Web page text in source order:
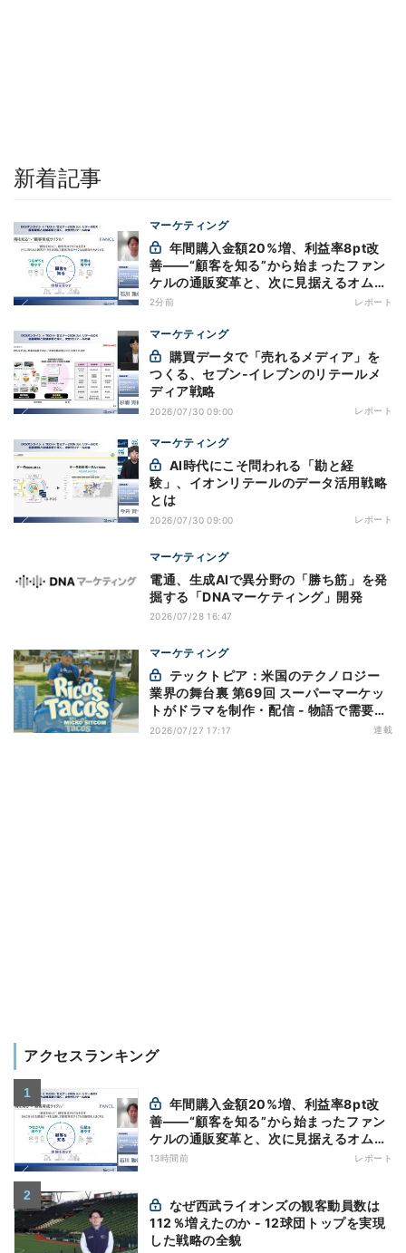
新着記事
マーケティング
善——“顧客を知る”から始まったファン
ケルの通販変革と、次に見据えるオムニ
チャネル
2分前 レポート
マーケティング
つくる、セブン-イレブンのリテールメ
ディア戦略
2026/07/30 09:00 レポート
マーケティング
験」、イオンリテールのデータ活用戦略
とは
2026/07/30 09:00 レポート
マーケティング
電通、生成AIで異分野の「勝ち筋」を発
掘する「DNAマーケティング」開発
2026/07/28 16:47
マーケティング
業界の舞台裏 第69回 スーパーマーケッ
トがドラマを制作・配信 - 物語で需要を
演出する小売メディア
2026/07/27 17:17 連載
アクセスランキング
善——“顧客を知る”から始まったファン
ケルの通販変革と、次に見据えるオムニ
チャネル
13時間前 レポート
112％増えたのか - 12球団トップを実現
した戦略の全貌